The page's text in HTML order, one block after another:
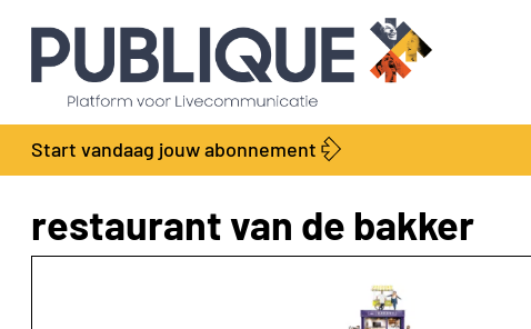
Start vandaag jouw abonnement
restaurant van de bakker